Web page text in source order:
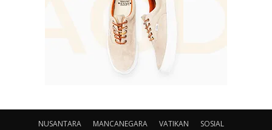
NUSANTARA MANCANEGARA VATIKAN SOSIAL